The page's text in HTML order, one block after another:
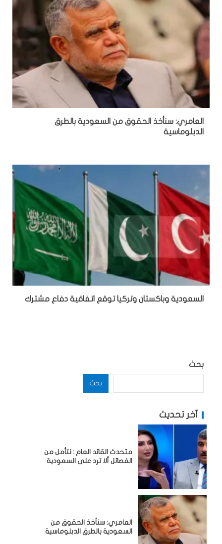
العامري: سنأخذ الحقوق من السعودية بالطرق
الدبلوماسية
السعودية وباكستان وتركيا توقع اتفاقية دفاع مشترك
بحث
بحث
آخر تحديث
متحدث القائد العام : نتأمل من
الفصائل ألا ترد على السعودية
العامري: سنأخذ الحقوق من
السعودية بالطرق الدبلوماسية